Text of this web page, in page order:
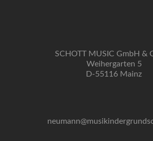
SCHOTT MUSIC GmbH &
Weihergarten 5
D-55116 Mainz